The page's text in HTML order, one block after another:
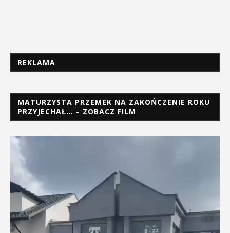
REKLAMA
MATURZYSTA PRZEMEK NA ZAKOŃCZENIE ROKU
PRZYJECHAŁ… – ZOBACZ FILM
Odtwarzacz